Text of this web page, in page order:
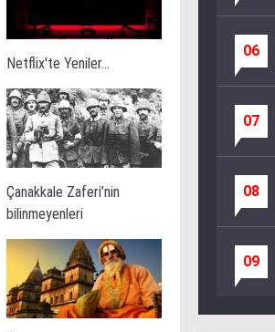
Netflix'te Yeniler...
Çanakkale Zaferi’nin
bilinmeyenleri
06
07
08
09